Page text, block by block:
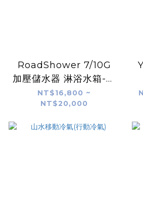
RoadShower 7/10G
加壓儲水器 淋浴水箱-實
車安裝-unrv. 台灣專業
安裝
NT$16,800 ~
NT$20,000